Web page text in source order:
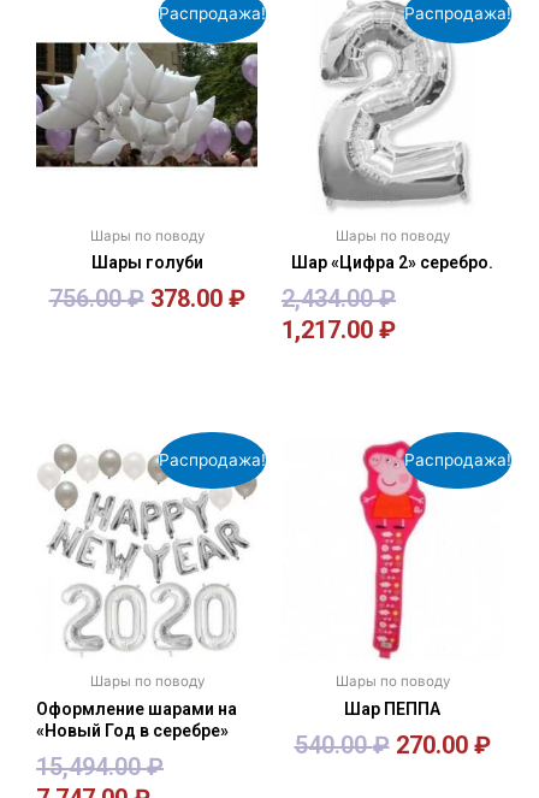
Распродажа!
Шары по поводу
Шары голуби
756.00₽ 378.00 ₽
Распродажа!
Шары по поводу
Шар «Цифра 2» серебро.
2,434.00₽
1,217.00 ₽
Распродажа!
Шары по поводу
Оформление шарами на
«Новый Год в серебре»
15,494.00₽
Распродажа!
Шары по поводу
Шар ПЕППА
540.00₽ 270.00 ₽